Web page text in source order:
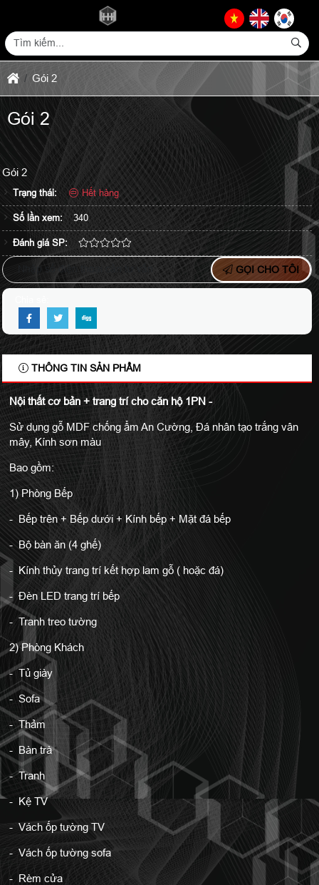
Gói 2
Gói 2
Gói 2
Trạng thái: Hết hàng
Số lần xem: 340
Đánh giá SP:
GỌI CHO TÔI
THÔNG TIN SẢN PHẨM
Nội thất cơ bản + trang trí cho căn hộ 1PN -
Sử dụng gỗ MDF chống ẩm An Cường, Đá nhân tạo trắng vân
mây, Kính sơn màu
Bao gồm:
1) Phòng Bếp
- Bếp trên + Bếp dưới + Kính bếp + Mặt đá bếp
- Bộ bàn ăn (4 ghế)
- Kính thủy trang trí kết hợp lam gỗ ( hoặc đá)
- Đèn LED trang trí bếp
- Tranh treo tường
2) Phòng Khách
- Tủ giày
- Sofa
- Thảm
- Bàn trà
- Tranh
- Kệ TV
- Vách ốp tường TV
- Vách ốp tường sofa
- Rèm cửa